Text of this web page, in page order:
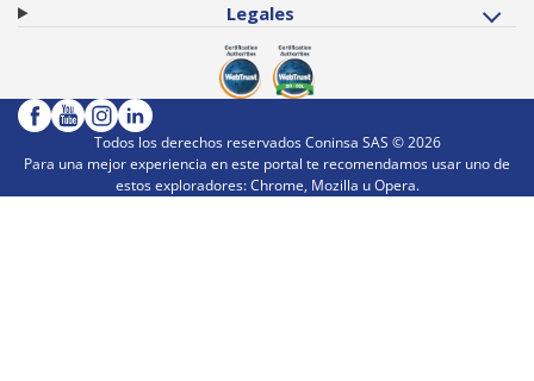
Legales
Todos los derechos reservados Coninsa SAS ©2026
Para una mejor experiencia en este portal te recomendamos usar uno de
estos exploradores: Chrome, Mozilla u Opera.